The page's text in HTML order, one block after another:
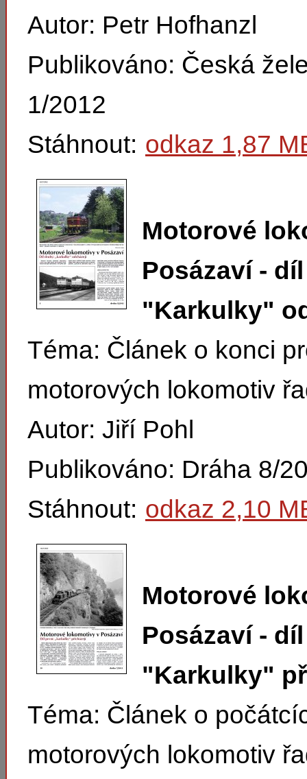
Autor: Petr Hofhanzl
Publikováno: Česká
1/2012
Stáhnout: odkaz 1,87
Motorové
Posázaví -
"Karkulky"
Téma: Článek o konci
motorových lokomotiv
Autor: Jiří Pohl
Publikováno: Dráha 8/
Stáhnout: odkaz 2,10
Motorové
Posázaví -
"Karkulky"
Téma: Článek o
motorových lokomotiv